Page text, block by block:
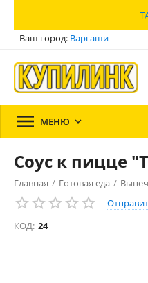
Ваш город: Варгаши
 МЕНЮ 
Соус к пицце
Главная / Готовая еда /
КОД: 24